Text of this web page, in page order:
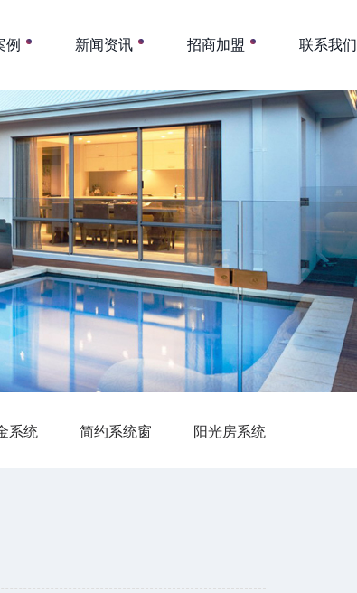
例 新闻资讯 招商加盟 联系我们
系统 简约系统窗 阳光房系统